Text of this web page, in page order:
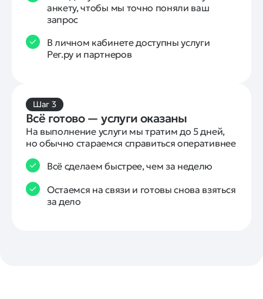
анкету, чтобы мы точно поняли ваш
запрос
В личном кабинете доступны услуги
Рег.ру и партнеров
Шаг 3
Всё готово — услуги оказаны
На выполнение услуги мы тратим до 5 дней,
но обычно стараемся справиться оперативнее
Всё сделаем быстрее, чем за неделю
Остаемся на связи и готовы снова взяться
за дело